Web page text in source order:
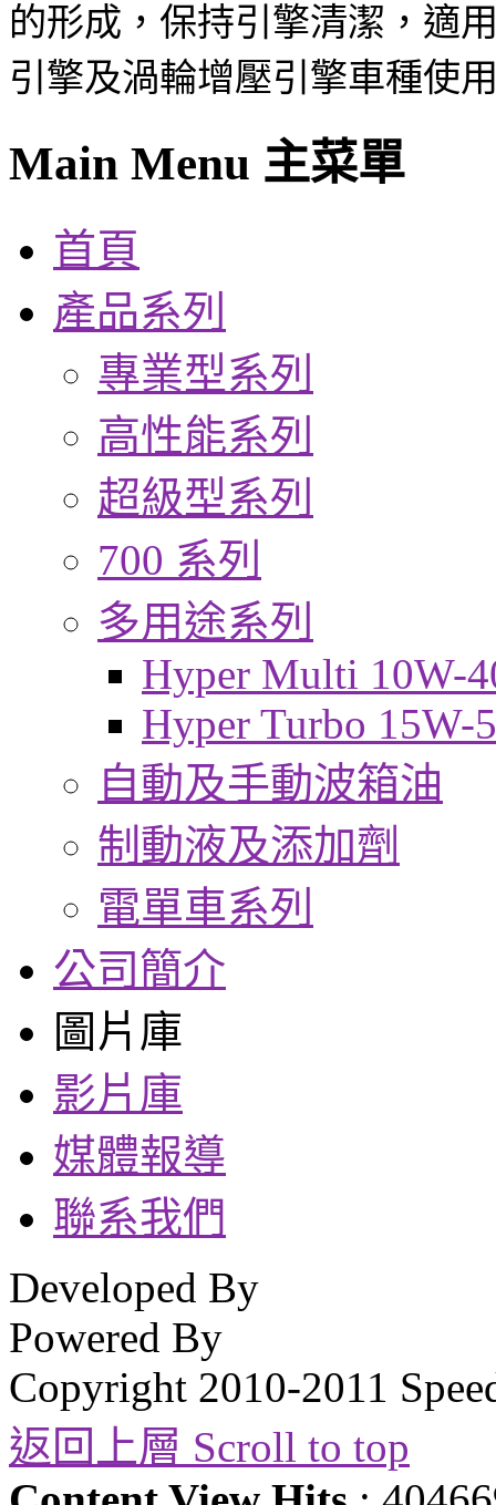
的形成，保持引擎清潔，適
引擎及渦輪增壓引擎車種使
Main Menu 主菜單
首頁
產品系列
專業型系列
高性能系列
超級型系列
700 系列
多用途系列
Hyper Multi 10W-
Hyper Turbo 15W-
自動及手動波箱油
制動液及添加劑
電單車系列
公司簡介
圖片庫
影片庫
媒體報導
聯系我們
Developed By
Powered By
Copyright 2010-2011
返回上層 Scroll to top